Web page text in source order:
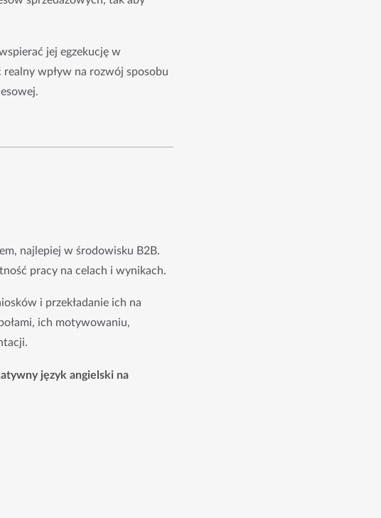
jej egzekucję w
realny wpływ na rozwój sposobu
najlepiej w środowisku B2B.
pracy na celach i wynikach.
i przekładanie ich na
ich motywowaniu,
język angielski na